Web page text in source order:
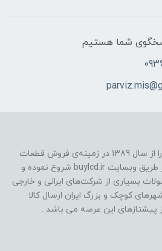
پارسا کامپیوتر فعالیت خود را از سال 1389 در زمینه‌ی فروش قطعات
کامپیوتر به صورت آنلاین از طریق وبسایت buylcd.ir شروع نموده و
بسیاری از شرکت‌های ایرانی و خارجی
کوچک و بزرگ ایران ارسال کالا
پیشتازهای این عرصه می باشد .